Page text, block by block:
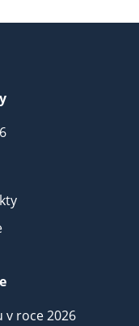
v roce 2026